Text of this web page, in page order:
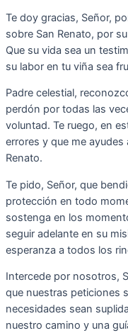
Te doy gracias, Señor,
sobre San Renato, por
Que su vida sea un
su labor en tu viña sea
Padre celestial,
perdón por todas las
voluntad. Te ruego, en
errores y que me
Renato.
Te pido, Señor, que
protección en todo
sostenga en los
seguir adelante en su
esperanza a todos los
Intercede por nosotros,
que nuestras peticiones
necesidades sean
nuestro camino y una